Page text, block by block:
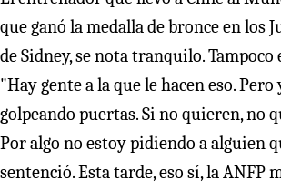
que ganó la medalla de bronce en los
de Sidney, se nota tranquilo. Tampoco
"Hay gente a la que le hacen eso. Pero
golpeando puertas. Si no quieren, no
Por algo no estoy pidiendo a alguien
sentenció. Esta tarde, eso sí, la ANFP